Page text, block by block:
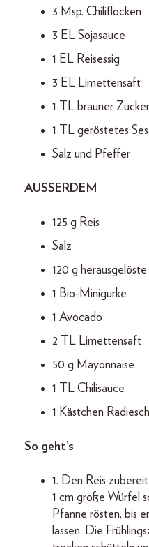
3 Msp. Chiliflocken
3 EL Sojasauce
1 EL Reisessig
3 EL Limettensaft
1 TL brauner Zucker
1 TL geröstetes
Salz und Pfeffer
AUSSERDEM
125 g Reis
Salz
120 g
1 Bio-Minigurke
1 Avocado
2 TL Limettensaft
50 g Mayonnaise
1 TL Chilisauce
1 Kästchen
So geht’s
1. Den Reis
1 cm große Würfel
Pfanne rösten, bis
lassen. Die